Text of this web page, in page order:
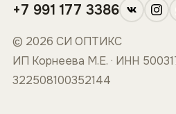
+7 991 177 3386
© 2026 СИ ОПТИКС
ИП Корнеева М.Е. · ИНН
322508100352144